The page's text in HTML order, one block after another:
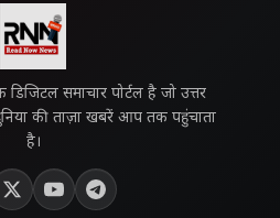
समाचार पोर्टल है जो उत्तर
की ताज़ा खबरें आप तक पहुंचाता
है।